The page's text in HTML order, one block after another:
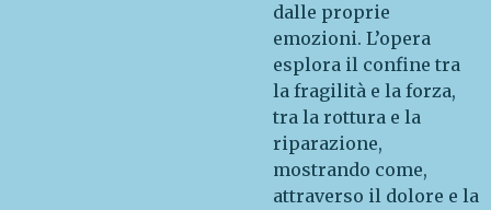
dalle proprie
emozioni. L’opera
esplora il confine tra
la fragilità e la forza,
tra la rottura e la
riparazione,
mostrando come,
attraverso il dolore e la